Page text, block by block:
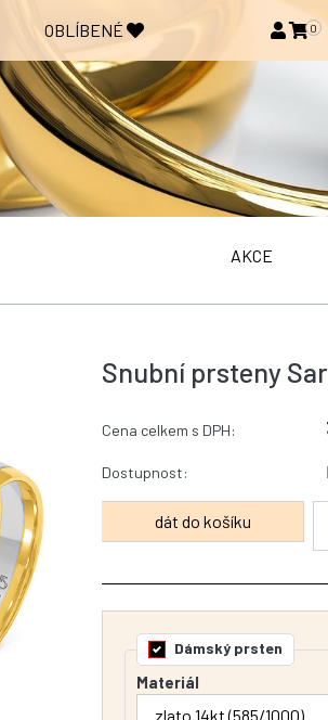
OBLÍBENÉ 0
AKCE
Snubní prsteny
Cena celkem s DPH:
Dostupnost:
Dámský prsten
Materiál